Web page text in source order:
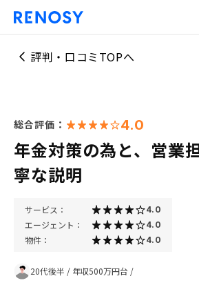
評判・口コミTOPへ
総合評価： 4.0
年金対策の為と、営業
寧な説明
サービス： 4.0
エージェント： 4.0
物件： 4.0
20代後半 / 年収500万円台 /